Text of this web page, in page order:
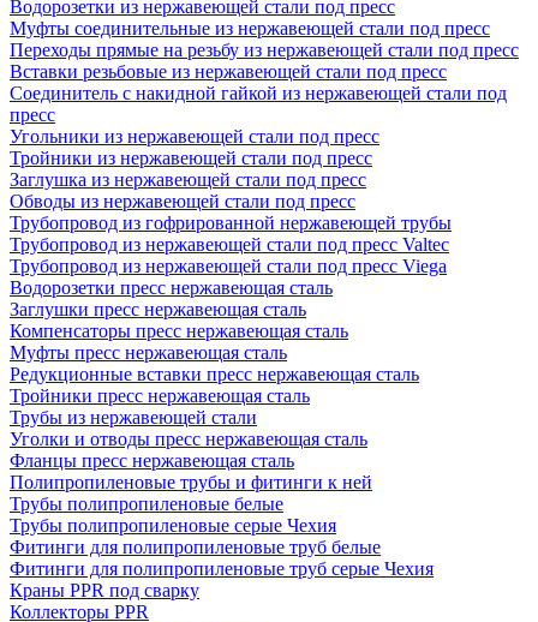
Водорозетки из нержавеющей стали под пресс
Муфты соединительные из нержавеющей стали под пресс
Переходы прямые на резьбу из нержавеющей стали под пресс
Вставки резьбовые из нержавеющей стали под пресс
Соединитель с накидной гайкой из нержавеющей стали под
пресс
Угольники из нержавеющей стали под пресс
Тройники из нержавеющей стали под пресс
Заглушка из нержавеющей стали под пресс
Обводы из нержавеющей стали под пресс
Трубопровод из гофрированной нержавеющей трубы
Трубопровод из нержавеющей стали под пресс Valtec
Трубопровод из нержавеющей стали под пресс Viega
Водорозетки пресс нержавеющая сталь
Заглушки пресс нержавеющая сталь
Компенсаторы пресс нержавеющая сталь
Муфты пресс нержавеющая сталь
Редукционные вставки пресс нержавеющая сталь
Тройники пресс нержавеющая сталь
Трубы из нержавеющей стали
Уголки и отводы пресс нержавеющая сталь
Фланцы пресс нержавеющая сталь
Полипропиленовые трубы и фитинги к ней
Трубы полипропиленовые белые
Трубы полипропиленовые серые Чехия
Фитинги для полипропиленовые труб белые
Фитинги для полипропиленовые труб серые Чехия
Краны PPR под сварку
Коллекторы PPR